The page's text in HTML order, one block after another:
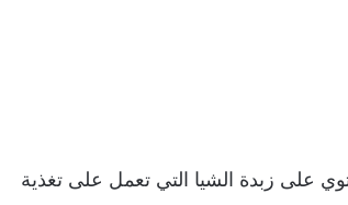
على زبدة الشيا التي تعمل على تغذية